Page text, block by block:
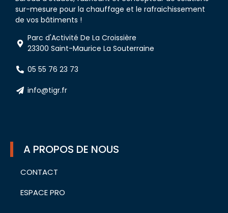
sur-mesure pour la chauffage et le rafraichissement
de vos bâtiments !
Parc d'Activité De La Croissière
23300 Saint-Maurice La Souterraine
05 55 76 23 73
info@tigr.fr
A PROPOS DE NOUS
CONTACT
ESPACE PRO